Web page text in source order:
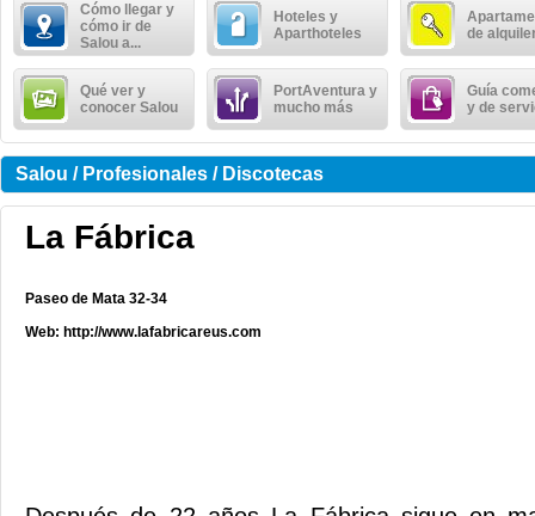
Cómo llegar y
cómo ir de
Salou a...
Hoteles y
Aparthoteles
de
Qué ver y
conocer Salou
PortAventura y
mucho más
Guía
y de
Salou / Profesionales / Discotecas
La Fábrica
Paseo de Mata 32-34
Web: http://www.lafabricareus.com